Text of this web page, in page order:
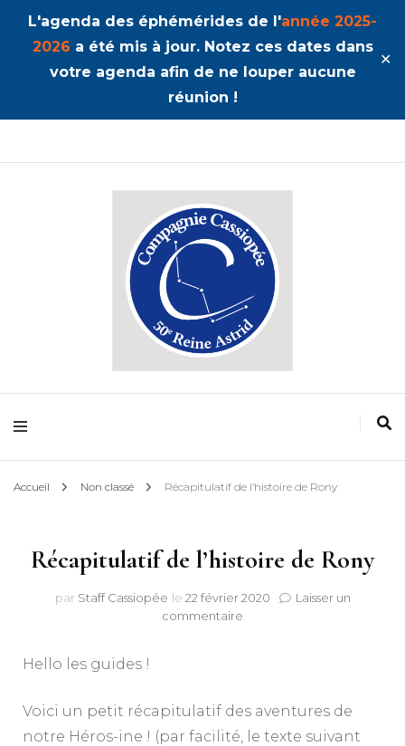
L'agenda des éphémérides de l'année 2025-
2026 a été mis à jour. Notez ces dates dans
votre agenda afin de ne louper aucune
réunion !
✕
Cassiopée
50ème Unité Reine Astrid
Accueil Non classé Récapitulatif de l’histoire de Rony
Récapitulatif de l’histoire de Rony
par Staff Cassiopée le 22 février 2020
Laisser un
commentaire
Rony
Hello les guides !
Voici un petit récapitulatif des aventures de
notre Héros-ine ! (par facilité, le texte suivant